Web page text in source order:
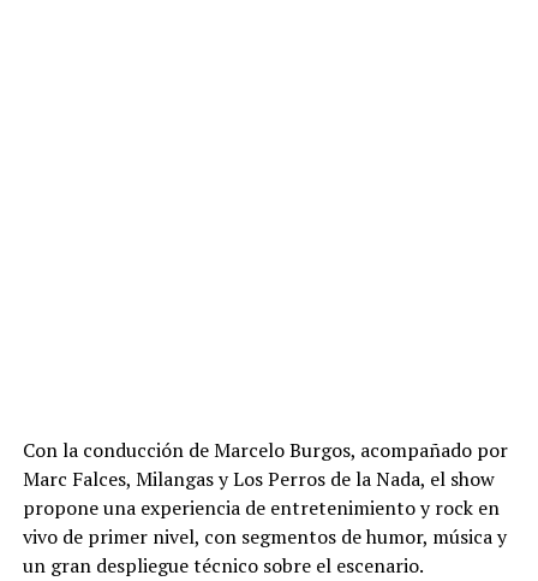
Con la conducción de Marcelo Burgos, acompañado por
Marc Falces, Milangas y Los Perros de la Nada, el show
propone una experiencia de entretenimiento y rock en
vivo de primer nivel, con segmentos de humor, música y
un gran despliegue técnico sobre el escenario.